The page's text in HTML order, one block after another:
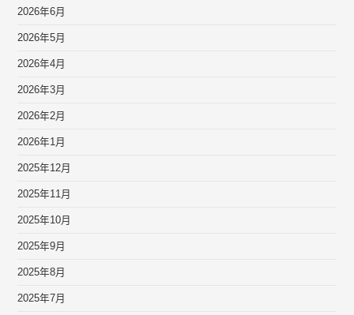
2026年6月
2026年5月
2026年4月
2026年3月
2026年2月
2026年1月
2025年12月
2025年11月
2025年10月
2025年9月
2025年8月
2025年7月